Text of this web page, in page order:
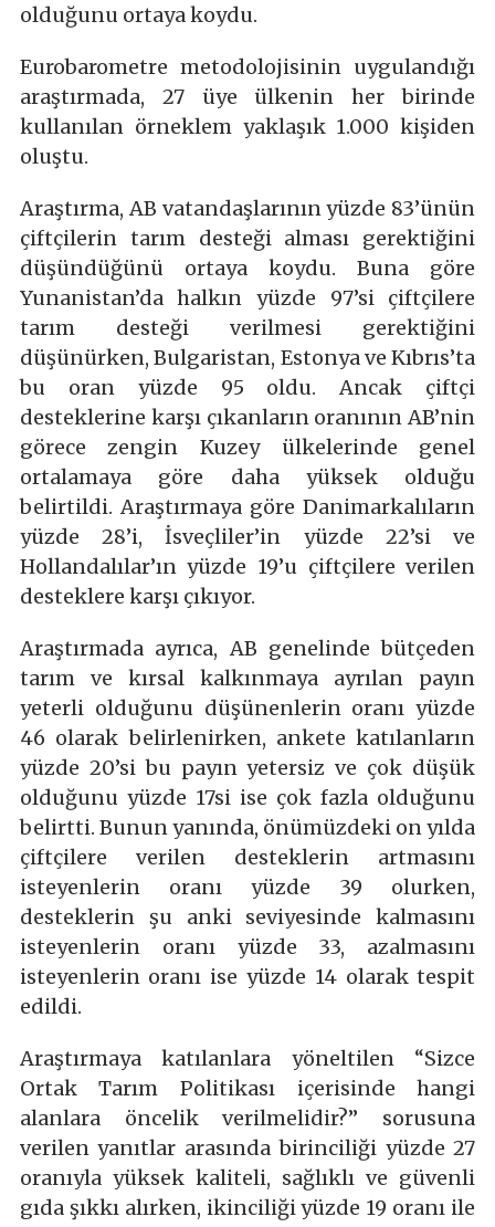
olduğunu ortaya koydu.
Eurobarometre metodolojisinin uygulandığı
araştırmada, 27 üye ülkenin her birinde
kullanılan örneklem yaklaşık 1.000 kişiden
oluştu.
Araştırma, AB vatandaşlarının yüzde 83’ünün
çiftçilerin tarım desteği alması gerektiğini
düşündüğünü ortaya koydu. Buna göre
Yunanistan’da halkın yüzde 97’si çiftçilere
tarım desteği verilmesi gerektiğini
düşünürken, Bulgaristan, Estonya ve Kıbrıs’ta
bu oran yüzde 95 oldu. Ancak çiftçi
desteklerine karşı çıkanların oranının AB’nin
görece zengin Kuzey ülkelerinde genel
ortalamaya göre daha yüksek olduğu
belirtildi. Araştırmaya göre Danimarkalıların
yüzde 28’i, İsveçliler’in yüzde 22’si ve
Hollandalılar’ın yüzde 19’u çiftçilere verilen
desteklere karşı çıkıyor.
Araştırmada ayrıca, AB genelinde bütçeden
tarım ve kırsal kalkınmaya ayrılan payın
yeterli olduğunu düşünenlerin oranı yüzde
46 olarak belirlenirken, ankete katılanların
yüzde 20’si bu payın yetersiz ve çok düşük
olduğunu yüzde 17si ise çok fazla olduğunu
belirtti. Bunun yanında, önümüzdeki on yılda
çiftçilere verilen desteklerin artmasını
isteyenlerin oranı yüzde 39 olurken,
desteklerin şu anki seviyesinde kalmasını
isteyenlerin oranı yüzde 33, azalmasını
isteyenlerin oranı ise yüzde 14 olarak tespit
edildi.
Araştırmaya katılanlara yöneltilen “Sizce
Ortak Tarım Politikası içerisinde hangi
alanlara öncelik verilmelidir?” sorusuna
verilen yanıtlar arasında birinciliği yüzde 27
oranıyla yüksek kaliteli, sağlıklı ve güvenli
gıda şıkkı alırken, ikinciliği yüzde 19 oranı ile